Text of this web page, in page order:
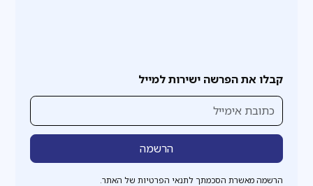
קבלו את הפרשה ישירות למייל
הרשמה מאשרת הסכמתך לתנאי הפרטיות של האתר.